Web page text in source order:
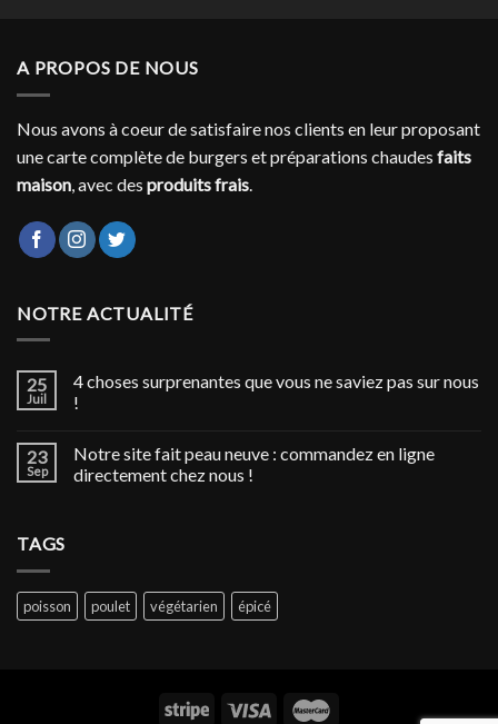
A PROPOS DE NOUS
Nous avons à coeur de satisfaire nos clients en leur proposant
une carte complète de burgers et préparations chaudes faits
maison, avec des produits frais.
NOTRE ACTUALITÉ
25
Juil
4 choses surprenantes que vous ne saviez pas sur nous
!
23
Sep
Notre site fait peau neuve : commandez en ligne
directement chez nous !
TAGS
poisson poulet végétarien épicé